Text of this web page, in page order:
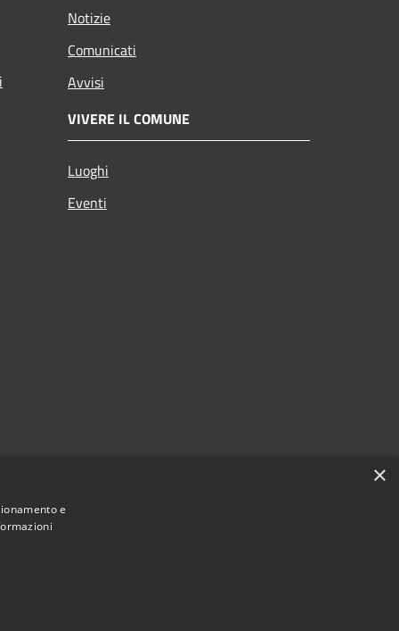
Notizie
Comunicati
Avvisi
VIVERE IL COMUNE
Luoghi
Eventi
×
e